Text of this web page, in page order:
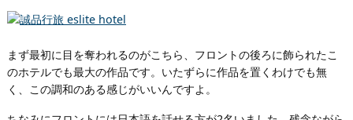
まず最初に目を奪われるのがこちら、フロントの後ろに飾られたこ
のホテルでも最大の作品です。いたずらに作品を置くわけでも無
く、この調和のある感じがいいんですよ。